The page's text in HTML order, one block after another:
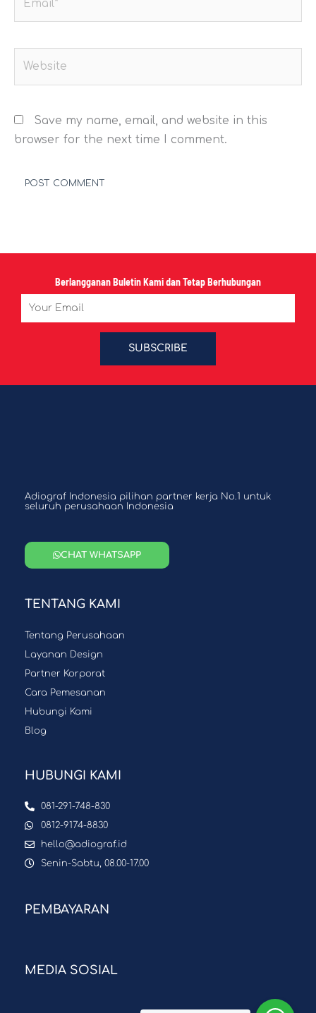
Save my name, email, and website in this
browser for the next time I comment.
Berlangganan Buletin Kami dan Tetap Berhubungan
Email
SUBSCRIBE
Adiograf Indonesia pilihan partner kerja No.1 untuk
seluruh perusahaan Indonesia
CHAT WHATSAPP
TENTANG KAMI
Tentang Perusahaan
Layanan Design
Partner Korporat
Cara Pemesanan
Hubungi Kami
Blog
HUBUNGI KAMI
081-291-748-830
0812-9174-8830
hello@adiograf.id
Senin-Sabtu, 08.00-17.00
PEMBAYARAN
MEDIA SOSIAL